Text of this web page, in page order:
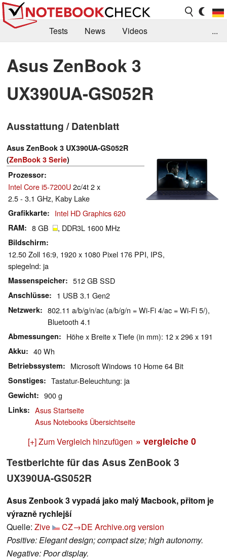
Tests News
Videos
Kaufberatung
Deals Suche
Forum
...
Asus ZenBook 3
UX390UA-GS052R
Ausstattung / Datenblatt
Asus ZenBook 3 UX390UA-GS052R
(ZenBook 3 Serie)
Prozessor
Intel Core i5-7200U2c/4t 2 x
2.5 - 3.1 GHz, Kaby Lake
Grafikkarte Intel HD Graphics 620
RAM 8 GB , DDR3L 1600 MHz
Bildschirm
12.50 Zoll 16:9, 1920 x 1080 Pixel 176 PPI, IPS,
spiegelnd: ja
Massenspeicher 512 GB SSD
Anschlüsse 1 USB 3.1 Gen2
Netzwerk
802.11 a/b/g/n/ac (a/b/g/n = Wi-Fi 4/ac = Wi-Fi 5/),
Bluetooth 4.1
Abmessungen Höhe x Breite x Tiefe (in mm): 12 x 296 x 191
Akku 40 Wh
Betriebssystem Microsoft Windows 10 Home 64 Bit
Sonstiges Tastatur-Beleuchtung: ja
Gewicht 900 g
Links
Asus Startseite
Asus Notebooks Übersichtseite
[+] Zum Vergleich hinzufügen » vergleiche 0
Testberichte für das Asus ZenBook 3
UX390UA-GS052R
Asus Zenbook 3 vypadá jako malý Macbook, přitom je
výrazně rychlejší
Quelle: Zive CZ→DE Archive.org version
Positive: Elegant design; compact size; high autonomy.
Negative: Poor display.